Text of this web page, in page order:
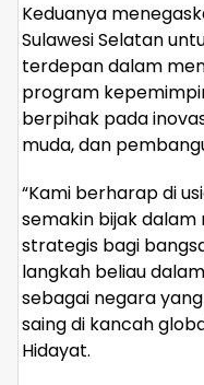
Keduanya
Sulawesi Selatan
terdepan dalam
program
berpihak pada
muda, dan
“Kami berharap di
semakin bijak
strategis bagi
langkah beliau
sebagai negara
saing di kancah
Hidayat.